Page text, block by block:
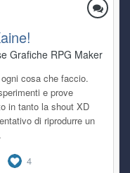
Grafiche RPG Maker
cosa che faccio.
e prove
in tanto la shout XD
di riprodurre un
4